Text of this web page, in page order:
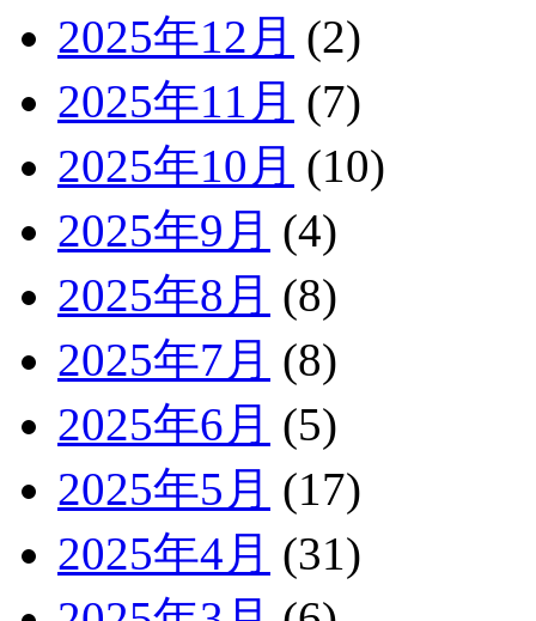
2025年12月 (2)
2025年11月 (7)
2025年10月 (10)
2025年9月 (4)
2025年8月 (8)
2025年7月 (8)
2025年6月 (5)
2025年5月 (17)
2025年4月 (31)